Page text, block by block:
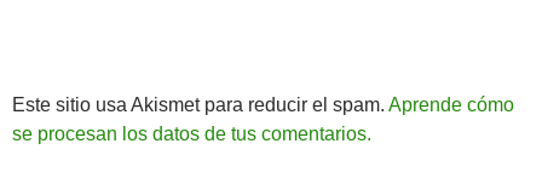
Este sitio usa Akismet para reducir el spam. Aprende cómo
se procesan los datos de tus comentarios.